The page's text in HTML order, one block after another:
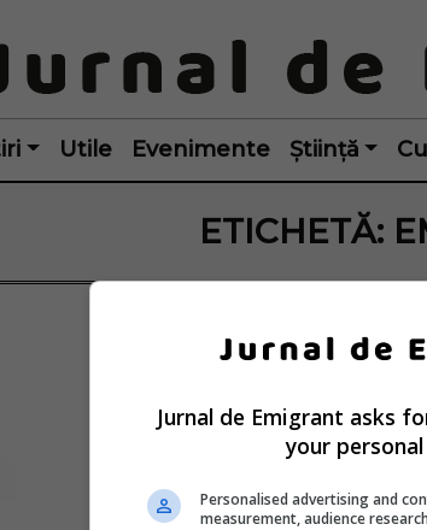
Utile Evenimente Știință
ETICHETĂ:
Jurnal de Emigrant asks
your
Personalised advertising and
measurement, audience